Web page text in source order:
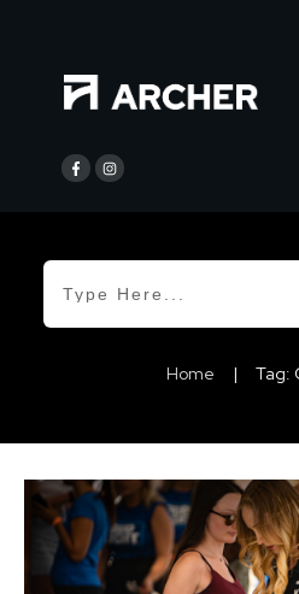
Home | Tag: